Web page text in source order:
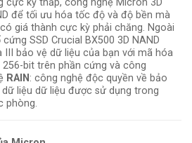
cực kỳ thấp, công nghệ Micron 3D
để tối ưu hóa tốc độ và độ bền mà
giá thành cực kỳ phải chăng. Ngoài
cứng SSD Crucial BX500 3D NAND
III bảo vệ dữ liệu của bạn với mã hóa
256-bit trên phần cứng và công
RAIN : công nghệ độc quyền về bảo
liệu dữ liệu được sử dụng trong
phòng.